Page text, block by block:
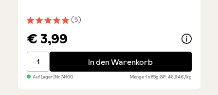
Durchschnittliche Bewertung von 5 von 5 Sternen
(5)
€ 3,99
Pikante Sardinenfilets in Olivenöl
In den Warenkorb
Auf Lager| Nr.74100 Menge1 x 85gGP: 46,94€/kg